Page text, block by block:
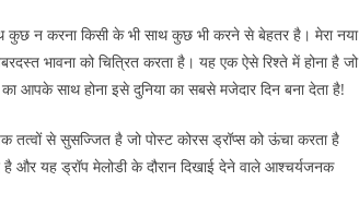
न करना किसी के भी साथ कुछ भी करने से बेहतर है। मेरा नया
भावना को चित्रित करता है। यह एक ऐसे रिश्ते में होना है जो
आपके साथ होना इसे दुनिया का सबसे मजेदार दिन बना देता है!
तत्वों से सुसज्जित है जो पोस्ट कोरस ड्रॉप्स को ऊंचा करता है
और यह ड्रॉप मेलोडी के दौरान दिखाई देने वाले आश्चर्यजनक